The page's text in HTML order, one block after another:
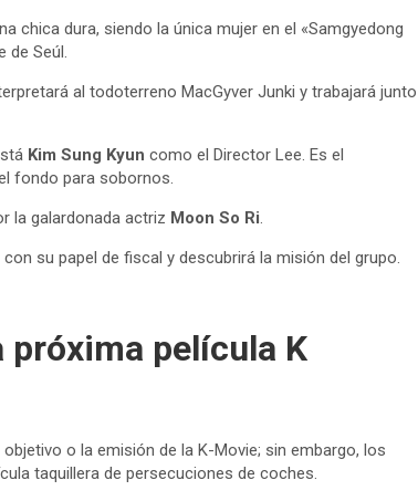
chica dura, siendo la única mujer en el «Samgyedong
de Seúl.
al todoterreno MacGyver Junki y trabajará junto
Kim Sung Kyun como el Director Lee. Es el
fondo para sobornos.
la galardonada actriz Moon So Ri.
su papel de fiscal y descubrirá la misión del grupo.
próxima película K
o la emisión de la K-Movie; sin embargo, los
taquillera de persecuciones de coches.